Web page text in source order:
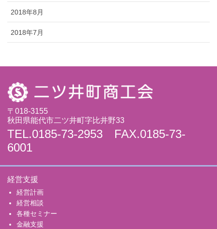
2018年8月
2018年7月
〒018-3155
秋田県能代市二ツ井町字比井野33
TEL.0185-73-2953 FAX.0185-73-
6001
経営支援
経営計画
経営相談
各種セミナー
金融支援